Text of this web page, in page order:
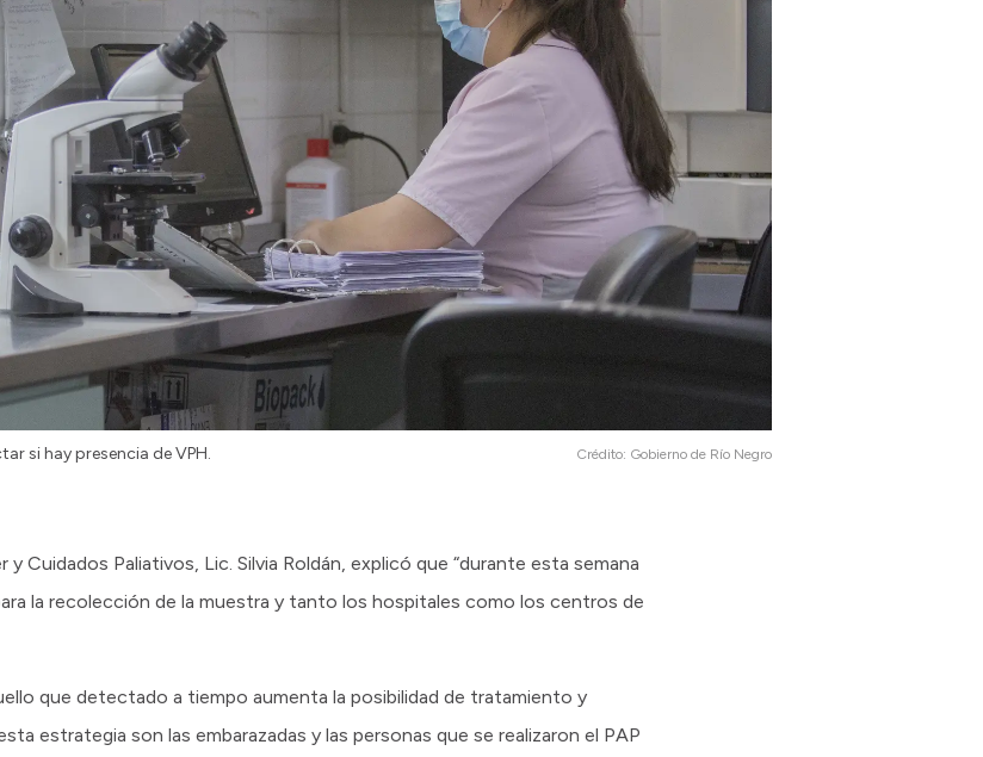
si hay presencia de VPH. Crédito: Gobierno de Río Negro
Cuidados Paliativos, Lic. Silvia Roldán, explicó que “durante esta semana
la recolección de la muestra y tanto los hospitales como los centros de
que detectado a tiempo aumenta la posibilidad de tratamiento y
estrategia son las embarazadas y las personas que se realizaron el PAP